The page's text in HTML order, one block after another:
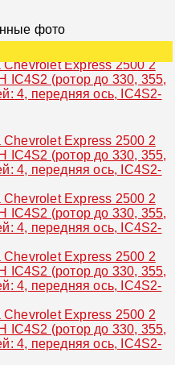
фото